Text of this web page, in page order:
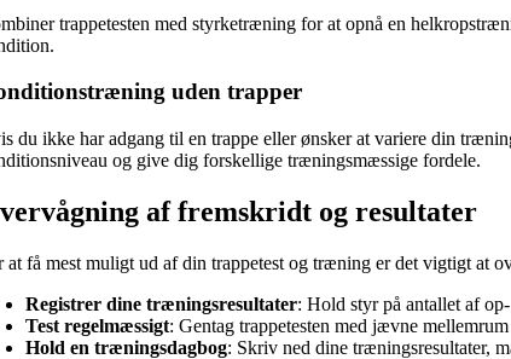
trappetesten med styrketræning for at opnå en
uden trapper
du ikke har adgang til en trappe eller ønsker at variere din
og give dig forskellige træningsmæssige fordele.
af fremskridt og resultater
at få mest muligt ud af din trappetest og træning er det vigtigt at
Registrer dine træningsresultater: Hold styr på antallet af
Test regelmæssigt: Gentag trappetesten med jævne
Hold en træningsdagbog: Skriv ned dine træningsresultater,